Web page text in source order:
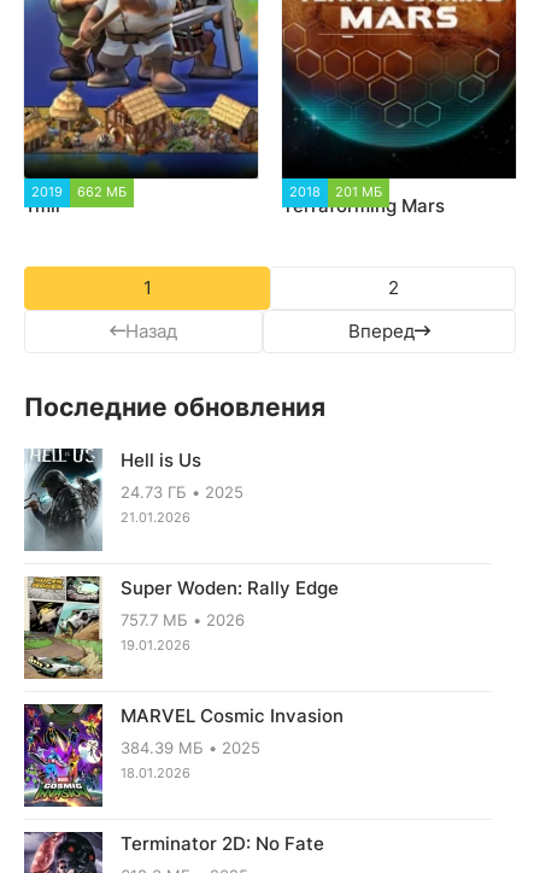
2019 662 МБ
Ymir
2018 201 МБ
Terraforming Mars
Назад
1
2
Вперед
Последние обновления
Hell is Us
24.73 ГБ 2025
21.01.2026
Super Woden: Rally Edge
757.7 МБ 2026
19.01.2026
MARVEL Cosmic Invasion
384.39 МБ 2025
18.01.2026
Terminator 2D: No Fate